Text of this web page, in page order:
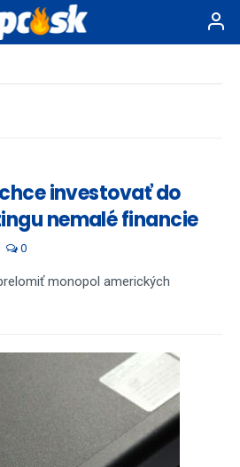
investovať do
nemalé financie
0
monopol amerických